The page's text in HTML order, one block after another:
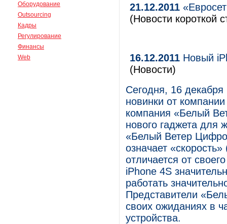
Оборудование
Outsourcing
Кадры
Регулирование
Финансы
Web
21.12.2011
(Новости короткой
16.12.2011 Новый
(Новости)
Сегодня, 16
новинки от
компания «Белый
нового гаджета для
«Белый Ветер
означает
отличается от
iPhone 4S
работать
Представители
своих ожиданиях в
устройства.